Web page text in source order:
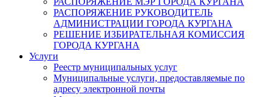
РАСПОРЯЖЕНИЕ РУКОВОДИТЕЛЬ
АДМИНИСТРАЦИИ ГОРОДА КУРГАНА
РЕШЕНИЕ ИЗБИРАТЕЛЬНАЯ КОМИССИЯ
ГОРОДА КУРГАНА
Услуги
Реестр муниципальных услуг
Муниципальные услуги, предоставляемые по
адресу электронной почты